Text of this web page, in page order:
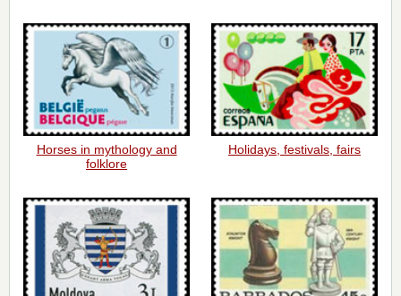
Horses in mythology and
folklore
Holidays, festivals, fairs